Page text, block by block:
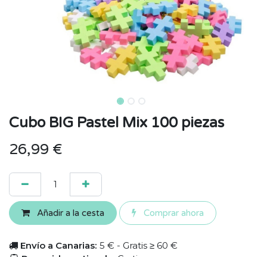
Cubo BIG Pastel Mix 100 piezas
26,99 €
Añadir a la cesta Comprar ahora
Envío a Canarias: 5 € - Gratis ≥ 60 €